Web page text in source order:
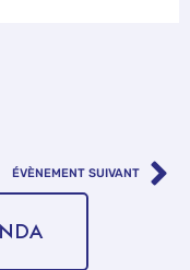
ÉVÈNEMENT SUIVANT